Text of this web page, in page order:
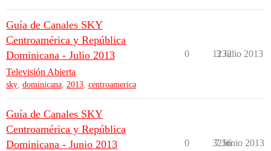
Guía de Canales SKY
Centroamérica y República
Dominicana - Julio 2013
Televisión Abierta
sky, dominicana, 2013, centroamerica
0 1232
3 Julio 2013
Guía de Canales SKY
Centroamérica y República
Dominicana - Junio 2013
0 3256
7 Junio 2013